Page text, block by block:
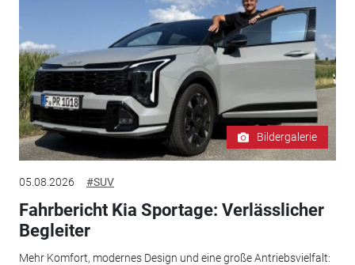
Bildergalerie
05.08.2026 #SUV
Fahrbericht Kia Sportage: Verlässlicher
Begleiter
Mehr Komfort, modernes Design und eine große Antriebsvielfalt: